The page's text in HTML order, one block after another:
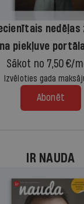
nedēļas
piekļuve
Sākot no 7,50 €/
Izvēloties gada
Abonēt
IR NAUDA